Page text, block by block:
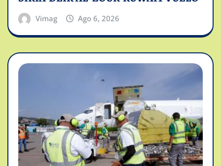
Vimag Ago 6, 2026